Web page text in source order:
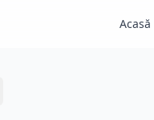
Acasă